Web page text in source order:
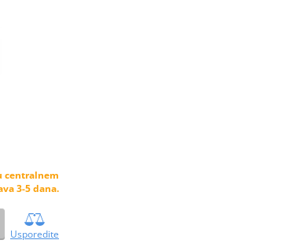
centralnem
3-5 dana.
Usporedite